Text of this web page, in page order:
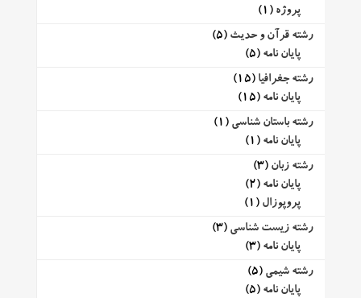
پروژه (1)
رشته قرآن و حدیث (5)
پایان نامه (5)
رشته جغرافیا (15)
پایان نامه (15)
رشته باستان شناسی (1)
پایان نامه (1)
رشته زبان (3)
پایان نامه (2)
پروپوزال (1)
رشته زیست شناسی (3)
پایان نامه (3)
رشته شیمی (5)
پایان نامه (5)